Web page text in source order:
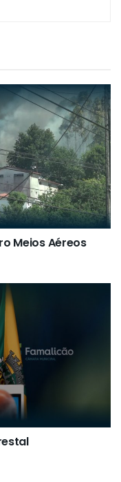
Meios Aéreos